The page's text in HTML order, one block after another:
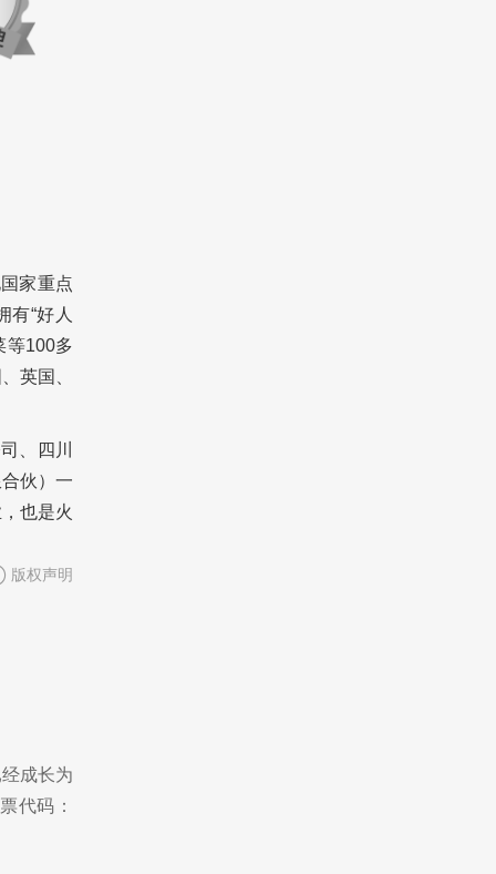
家重点
有“好人
等100多
英国、
、四川
伙）一
也是火
版权声明
成长为
代码：